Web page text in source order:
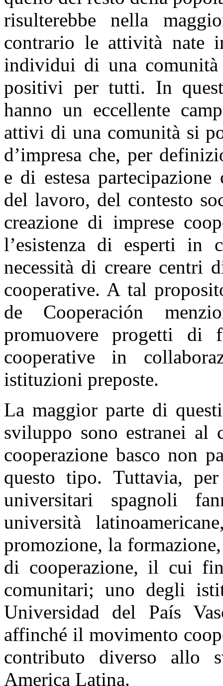
risulterebbe nella
contrario le attività nate
individui di una comunità
positivi per tutti. In
hanno un eccellente
attivi di una comunità si
d’impresa che, per
e di estesa
del lavoro, del contesto
creazione di imprese
l’esistenza di esperti in
necessità di creare centri
cooperative. A tal
de Cooperación
promuovere progetti di
cooperative in
istituzioni preposte.
La maggior parte di
sviluppo sono estranei al
cooperazione basco non
questo tipo. Tuttavia,
universitari spagnoli
università
promozione, la
di cooperazione, il cui
comunitari; uno degli
Universidad del País
affinché il movimento
contributo diverso allo
America Latina.